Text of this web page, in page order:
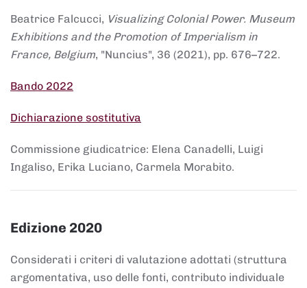
Beatrice Falcucci, Visualizing Colonial Power. Museum
Exhibitions and the Promotion of Imperialism in
France, Belgium, "Nuncius", 36 (2021), pp. 676–722.
Bando 2022
Dichiarazione sostitutiva
Commissione giudicatrice: Elena Canadelli, Luigi
Ingaliso, Erika Luciano, Carmela Morabito.
Edizione 2020
Considerati i criteri di valutazione adottati (struttura
argomentativa, uso delle fonti, contributo individuale